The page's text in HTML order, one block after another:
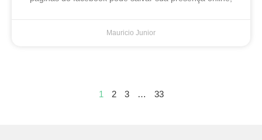
Mauricio Junior
1 2 3 … 33